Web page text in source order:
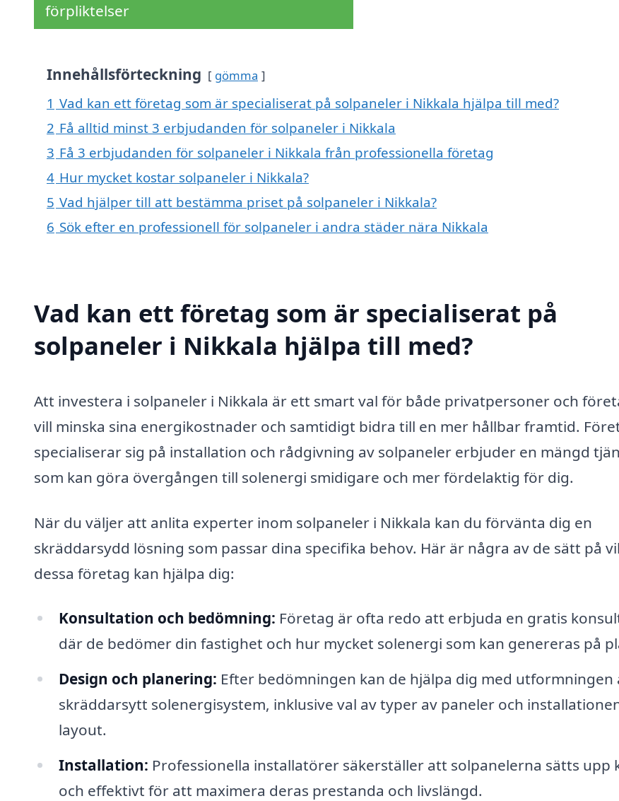
förpliktelser
Innehållsförteckning gömma
1 Vad kan ett företag som är specialiserat på solpaneler i Nikkala hjälpa till med?
2 Få alltid minst 3 erbjudanden för solpaneler i Nikkala
3 Få 3 erbjudanden för solpaneler i Nikkala från professionella företag
4 Hur mycket kostar solpaneler i Nikkala?
5 Vad hjälper till att bestämma priset på solpaneler i Nikkala?
6 Sök efter en professionell för solpaneler i andra städer nära Nikkala
Vad kan ett företag som är specialiserat på
solpaneler i Nikkala hjälpa till med?
Att investera i solpaneler i Nikkala är ett smart val för både privatpersoner och
vill minska sina energikostnader och samtidigt bidra till en mer hållbar framtid.
specialiserar sig på installation och rådgivning av solpaneler erbjuder en mängd
som kan göra övergången till solenergi smidigare och mer fördelaktig för dig.
När du väljer att anlita experter inom solpaneler i Nikkala kan du förvänta dig en
skräddarsydd lösning som passar dina specifika behov. Här är några av de sätt på
dessa företag kan hjälpa dig:
Konsultation och bedömning: Företag är ofta redo att erbjuda en gratis
där de bedömer din fastighet och hur mycket solenergi som kan genereras på
Design och planering: Efter bedömningen kan de hjälpa dig med utformningen
skräddarsytt solenergisystem, inklusive val av typer av paneler och
layout.
Installation: Professionella installatörer säkerställer att solpanelerna sätts upp
och effektivt för att maximera deras prestanda och livslängd.